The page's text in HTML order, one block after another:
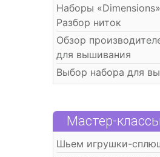
Наборы
Разбор ниток
Обзор
для вышивания
Выбор набора для
Мастер-
Шьем игрушки-